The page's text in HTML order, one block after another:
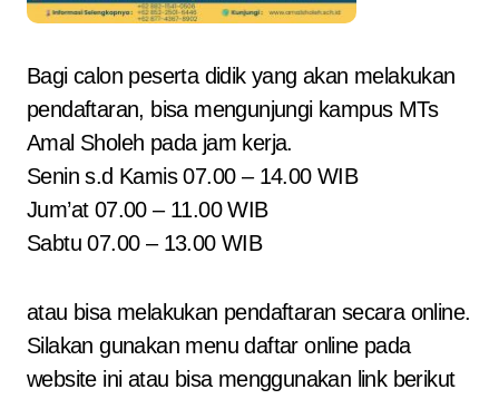
Bagi calon peserta didik yang akan melakukan
pendaftaran, bisa mengunjungi kampus MTs
Amal Sholeh pada jam kerja.
Senin s.d Kamis 07.00 – 14.00 WIB
Jum’at 07.00 – 11.00 WIB
Sabtu 07.00 – 13.00 WIB
atau bisa melakukan pendaftaran secara online.
Silakan gunakan menu daftar online pada
website ini atau bisa menggunakan link berikut